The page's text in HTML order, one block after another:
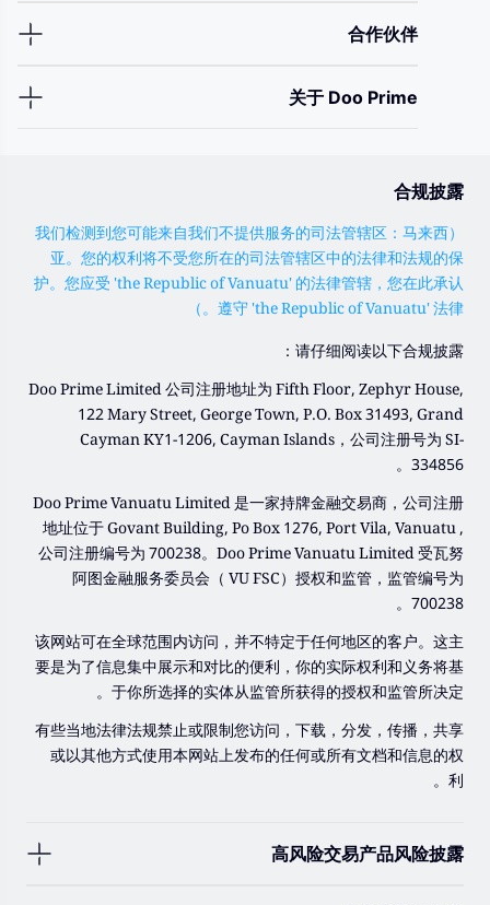
合作伙伴
关于 Doo Prime
合规披露
（我们检测到您可能来自我们不提供服务的司法管辖区：马来西
亚。您的权利将不受您所在的司法管辖区中的法律和法规的保
护。您应受 'the Republic of Vanuatu' 的法律管辖，您在此承认
遵守 'the Republic of Vanuatu' 法律。）
请仔细阅读以下合规披露：
Doo Prime Limited 公司注册地址为 Fifth Floor, Zephyr House,
122 Mary Street, George Town, P.O. Box 31493, Grand
Cayman KY1-1206, Cayman Islands，公司注册号为 SI-
334856。
Doo Prime Vanuatu Limited 是一家持牌金融交易商，公司注册
地址位于 Govant Building, Po Box 1276, Port Vila, Vanuatu ,
公司注册编号为 700238。Doo Prime Vanuatu Limited 受瓦努
阿图金融服务委员会（ VU FSC）授权和监管，监管编号为
700238。
该网站可在全球范围内访问，并不特定于任何地区的客户。这主
要是为了信息集中展示和对比的便利，你的实际权利和义务将基
于你所选择的实体从监管所获得的授权和监管所决定。
有些当地法律法规禁止或限制您访问，下载，分发，传播，共享
或以其他方式使用本网站上发布的任何或所有文档和信息的权
利。
高风险交易产品风险披露